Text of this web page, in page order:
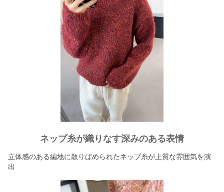
ネップ糸が織りなす深みのある表情
立体感のある編地に散りばめられたネップ糸が上質な雰囲気を演
出